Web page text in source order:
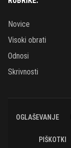
Novice
Visoki obrati
Odnosi
Skrivnosti
OGLAŠEVANJE
PIŠKOTKI